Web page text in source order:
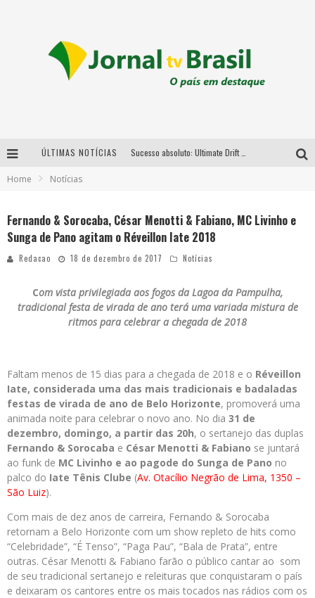
ÚLTIMAS NOTÍCIAS
Home Notícias
Fernando & Sorocaba, César Menotti & Fabiano, MC Livinho e
Sunga de Pano agitam o Réveillon Iate 2018
Redacao 18 de dezembro de 2017 Notícias
Com vista privilegiada aos fogos da Lagoa da Pampulha,
tradicional festa de virada de ano terá uma variada mistura de
ritmos para celebrar a chegada de 2018
Faltam menos de 15 dias para a chegada de 2018 e o Réveillon
Iate, considerada uma das mais tradicionais e badaladas
festas de virada de ano de Belo Horizonte, promoverá uma
animada noite para celebrar o novo ano. No dia 31 de
dezembro, domingo, a partir das 20h, o sertanejo das duplas
Fernando & Sorocaba e César Menotti & Fabiano se juntará
ao funk de MC Livinho e ao pagode do Sunga de Pano no
palco do Iate Tênis Clube (Av. Otacílio Negrão de Lima, 1350 –
São Luiz).
Com mais de dez anos de carreira, Fernando & Sorocaba
retornam a Belo Horizonte com um show repleto de hits como
“Celebridade”, “É Tenso”, “Paga Pau”, “Bala de Prata”, entre
outras. César Menotti & Fabiano farão o público cantar ao som
de seu tradicional sertanejo e releituras que conquistaram o país
e deixaram os cantores entre os mais tocados nas rádios com os